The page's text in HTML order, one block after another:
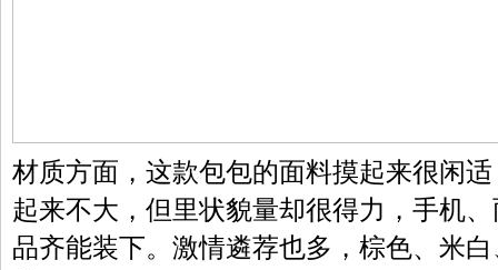
材质方面，这款包包的面料摸起来很闲
起来不大，但里状貌量却很得力，手机
品齐能装下。激情遴荐也多，棕色、米